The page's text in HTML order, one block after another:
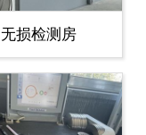
无损检测房